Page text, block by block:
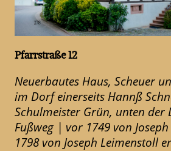
Pfarrstraße 12
Neuerbautes Haus, Scheuer
im Dorf einerseits Hannß
Schulmeister Grün, unten der
Fußweg | vor 1749 von
1798 von Joseph Leimenstoll